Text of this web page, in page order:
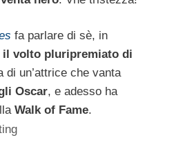
fa parlare di sè, in
il volto pluripremiato di
di un’attrice che vanta
Oscar, e adesso ha
Walk of Fame.